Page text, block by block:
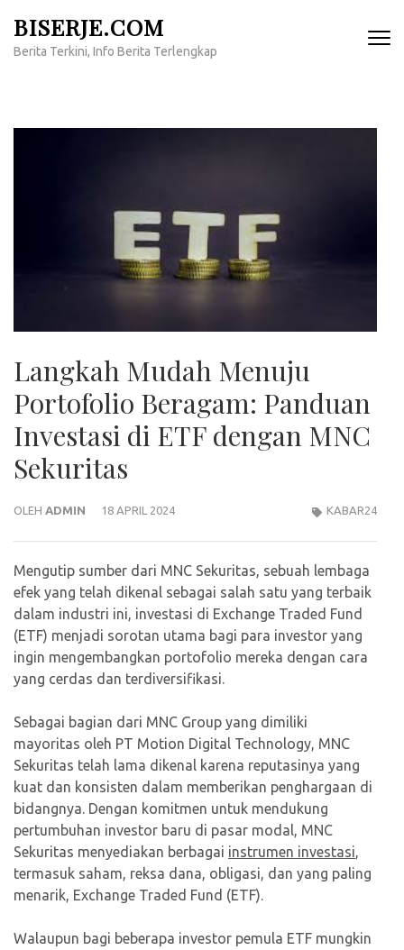
konten
BISERJE.COM
Berita Terkini, Info Berita Terlengkap
Langkah Mudah Menuju
Portofolio Beragam: Panduan
Investasi di ETF dengan MNC
Sekuritas
OLEH ADMIN 18 APRIL 2024 KABAR24
Mengutip sumber dari MNC Sekuritas, sebuah lembaga
efek yang telah dikenal sebagai salah satu yang terbaik
dalam industri ini, investasi di Exchange Traded Fund
(ETF) menjadi sorotan utama bagi para investor yang
ingin mengembangkan portofolio mereka dengan cara
yang cerdas dan terdiversifikasi.
Sebagai bagian dari MNC Group yang dimiliki
mayoritas oleh PT Motion Digital Technology, MNC
Sekuritas telah lama dikenal karena reputasinya yang
kuat dan konsisten dalam memberikan penghargaan di
bidangnya. Dengan komitmen untuk mendukung
pertumbuhan investor baru di pasar modal, MNC
Sekuritas menyediakan berbagai instrumen investasi,
termasuk saham, reksa dana, obligasi, dan yang paling
menarik, Exchange Traded Fund (ETF).
Walaupun bagi beberapa investor pemula ETF mungkin